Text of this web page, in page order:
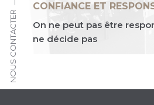
NOUS CONTACTER
CONFIANCE ET
On ne peut pas être
ne décide pas